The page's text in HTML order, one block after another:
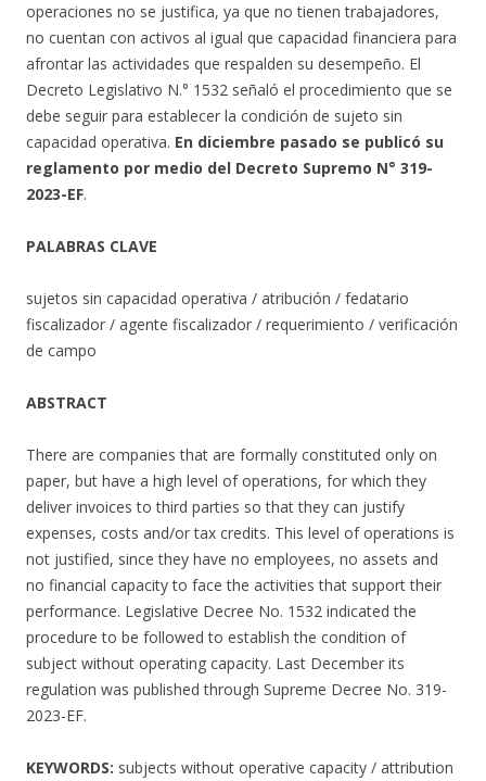
operaciones no se justifica, ya que no tienen trabajadores,
no cuentan con activos al igual que capacidad financiera para
afrontar las actividades que respalden su desempeño. El
Decreto Legislativo N.° 1532 señaló el procedimiento que se
debe seguir para establecer la condición de sujeto sin
capacidad operativa. En diciembre pasado se publicó su
reglamento por medio del Decreto Supremo N° 319-
2023-EF.
PALABRAS CLAVE
sujetos sin capacidad operativa / atribución / fedatario
fiscalizador / agente fiscalizador / requerimiento / verificación
de campo
ABSTRACT
There are companies that are formally constituted only on
paper, but have a high level of operations, for which they
deliver invoices to third parties so that they can justify
expenses, costs and/or tax credits. This level of operations is
not justified, since they have no employees, no assets and
no financial capacity to face the activities that support their
performance. Legislative Decree No. 1532 indicated the
procedure to be followed to establish the condition of
subject without operating capacity. Last December its
regulation was published through Supreme Decree No. 319-
2023-EF.
KEYWORDS: subjects without operative capacity / attribution